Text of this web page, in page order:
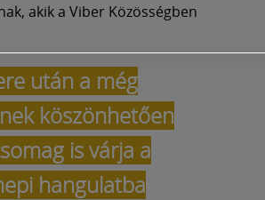
akik a Viber Közösségben
után a még
köszönhetően
is várja a
hangulatba